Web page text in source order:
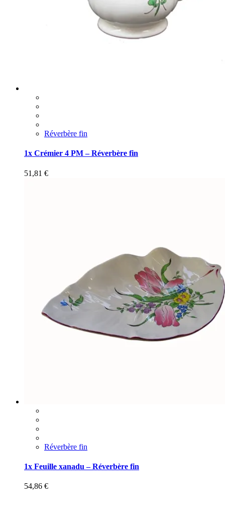
Réverbère fin
1x Crémier 4 PM – Réverbère fin
51,81 €
Réverbère fin
1x Feuille xanadu – Réverbère fin
54,86 €